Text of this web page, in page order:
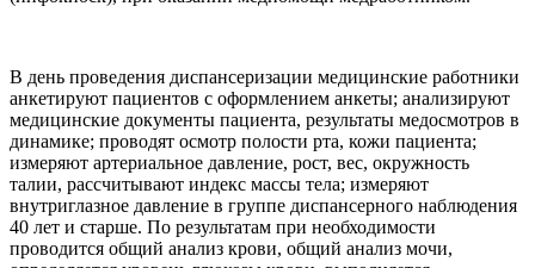
В день проведения диспансеризации медицинские работники
анкетируют пациентов с оформлением анкеты; анализируют
медицинские документы пациента, результаты медосмотров в
динамике; проводят осмотр полости рта, кожи пациента;
измеряют артериальное давление, рост, вес, окружность
талии, рассчитывают индекс массы тела; измеряют
внутриглазное давление в группе диспансерного наблюдения
40 лет и старше. По результатам при необходимости
проводится общий анализ крови, общий анализ мочи,